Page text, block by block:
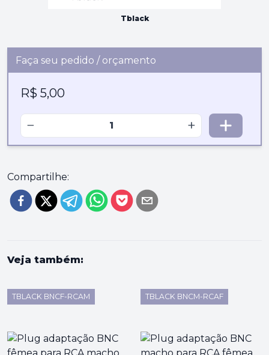
Faça seu pedido / orçamento
R$ 5,00
− +
Tblack
Compartilhe:
Veja também:
TBLACK BNCF-RCAM TBLACK BNCM-RCAF